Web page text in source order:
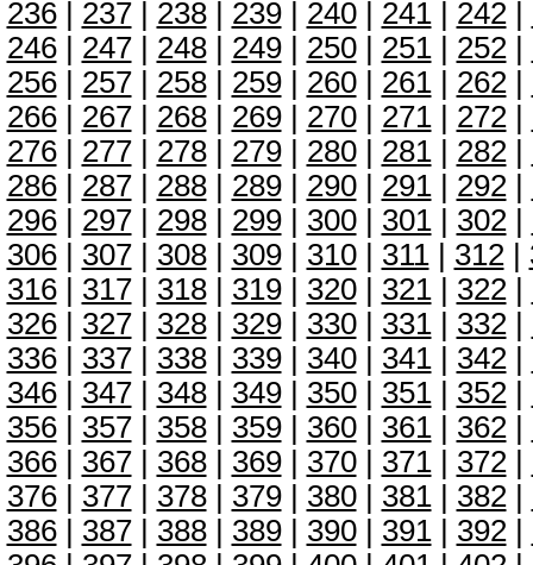
236| 237| 238| 239| 240| 241| 242|
246| 247| 248| 249| 250| 251| 252|
256| 257| 258| 259| 260| 261| 262|
266| 267| 268| 269| 270| 271| 272|
276| 277| 278| 279| 280| 281| 282|
286| 287| 288| 289| 290| 291| 292|
296| 297| 298| 299| 300| 301| 302|
306| 307| 308| 309| 310| 311| 312|
316| 317| 318| 319| 320| 321| 322|
326| 327| 328| 329| 330| 331| 332|
336| 337| 338| 339| 340| 341| 342|
346| 347| 348| 349| 350| 351| 352|
356| 357| 358| 359| 360| 361| 362|
366| 367| 368| 369| 370| 371| 372|
376| 377| 378| 379| 380| 381| 382|
386| 387| 388| 389| 390| 391| 392|